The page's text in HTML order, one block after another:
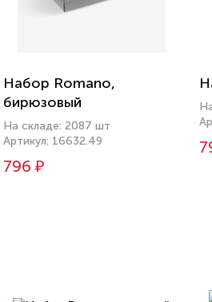
Набор Romano,
бирюзовый
На складе: 2087 шт
Артикул: 16632.49
796 ₽